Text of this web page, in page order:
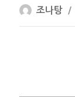
글
쓴
조나탕